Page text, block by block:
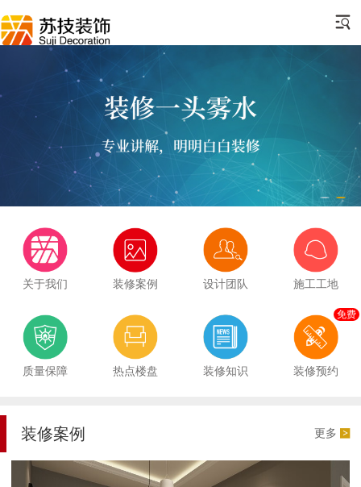
关于我们 装修案例 设计团队 施工工地
质量保障 热点楼盘 装修知识 装修预约
免费
装修案例 更多